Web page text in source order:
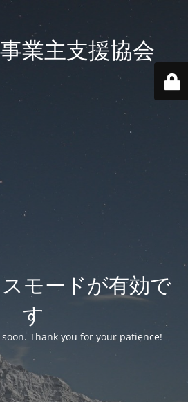
業主支援協会
モードが有効で
す
Thank you for your patience!